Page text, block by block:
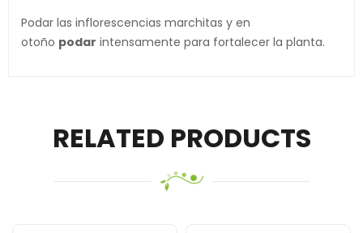
Podar las inflorescencias marchitas y en
otoño podar intensamente para fortalecer la planta.
RELATED PRODUCTS